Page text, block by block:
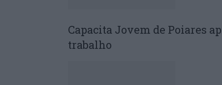
Capacita Jovem de Poiares
trabalho